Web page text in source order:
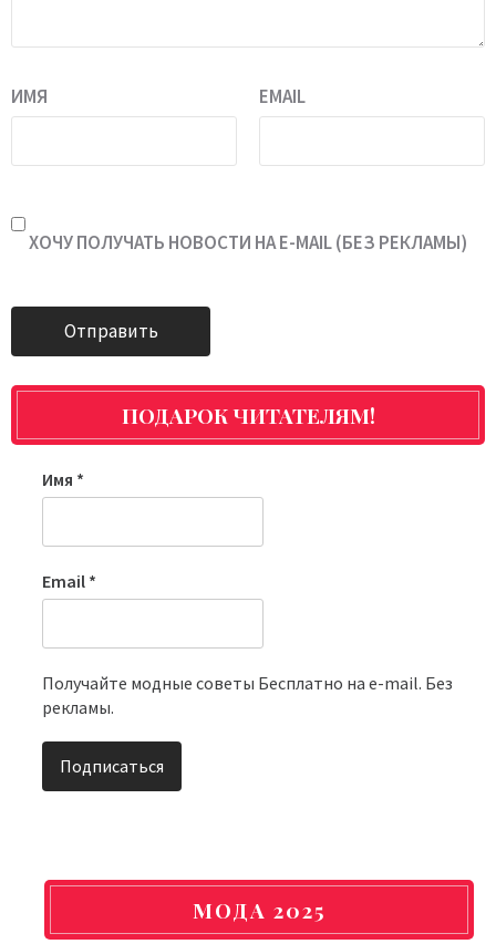
ИМЯ EMAIL
ХОЧУ ПОЛУЧАТЬ НОВОСТИ НА E-MAIL (БЕЗ РЕКЛАМЫ)
ПОДАРОК ЧИТАТЕЛЯМ!
Имя *
Email *
Получайте модные советы Бесплатно на e-mail. Без
рекламы.
МОДА 2025